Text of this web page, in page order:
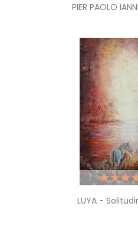
PIER PAOLO
LUYA -